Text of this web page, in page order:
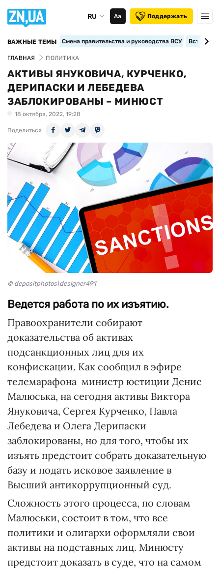
RU Аа Поддержать
ВАЖНЫЕ ТЕМЫ Смена правительства и руководства ВСУ
ГЛАВНАЯ ПОЛИТИКА
АКТИВЫ ЯНУКОВИЧА, КУРЧЕНКО,
ДЕРИПАСКИ И ЛЕБЕДЕВА
ЗАБЛОКИРОВАНЫ – МИНЮСТ
18 октября, 2022, 19:28
Поделиться
© depositphotos\designer491
Ведется работа по их изъятию.
Правоохранители собирают
доказательства об активах
подсанкционных лиц для их
конфискации. Как сообщил в эфире
телемарафона министр юстиции Денис
Малюська, на сегодня активы Виктора
Януковича, Сергея Курченко, Павла
Лебедева и Олега Дерипаски
заблокированы, но для того, чтобы их
изъять предстоит собрать доказательную
базу и подать исковое заявление в
Высший антикоррупционный суд.
Сложность этого процесса, по словам
Малюськи, состоит в том, что все
политики и олигархи оформляли свои
активы на подставных лиц. Минюсту
предстоит доказать в суде, что на самом